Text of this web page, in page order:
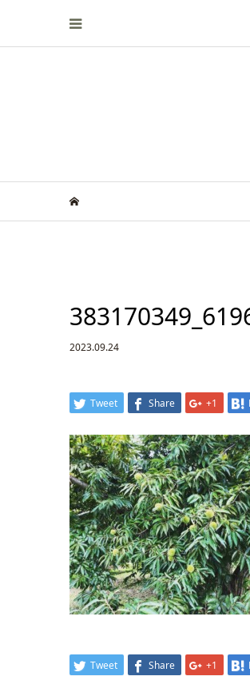
2023.09.24
Tweet Share +1
Tweet Share +1